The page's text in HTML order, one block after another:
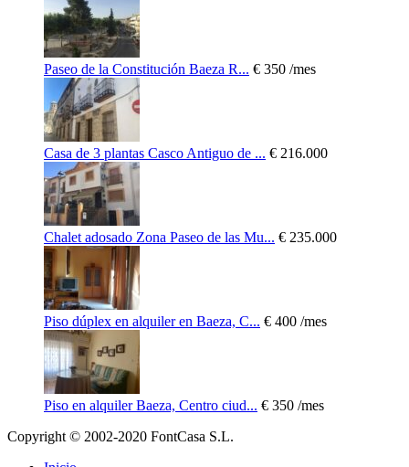
Paseo de la Constitución Baeza R... € 350 /mes
Casa de 3 plantas Casco Antiguo de ... € 216.000
Chalet adosado Zona Paseo de las Mu... € 235.000
Piso dúplex en alquiler en Baeza, C... € 400 /mes
Piso en alquiler Baeza, Centro ciud... € 350 /mes
Copyright © 2002-2020 FontCasa S.L.